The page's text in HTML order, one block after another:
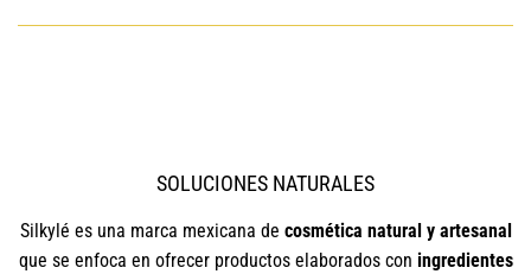
SOLUCIONES NATURALES
Silkylé es una marca mexicana de cosmética natural y artesanal
que se enfoca en ofrecer productos elaborados con ingredientes